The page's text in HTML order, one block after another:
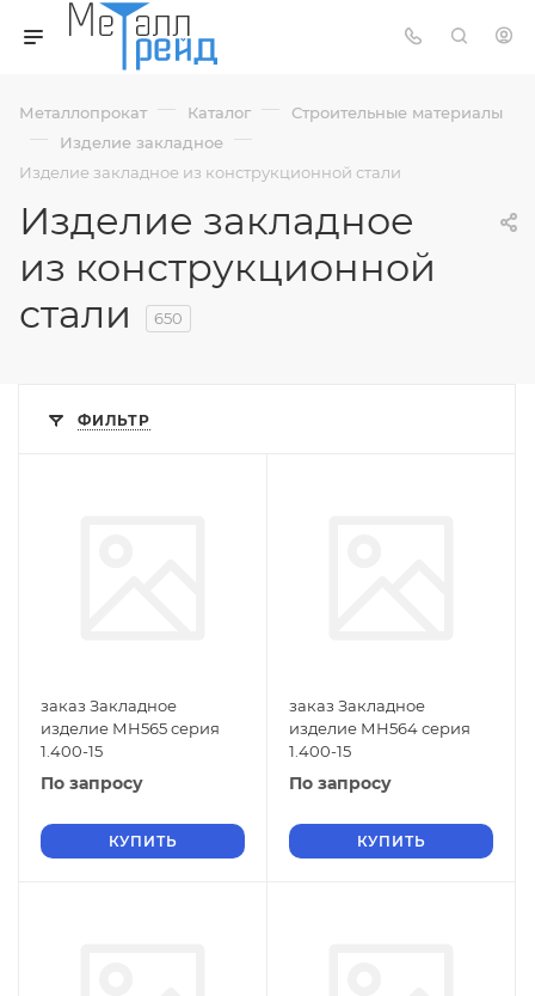
Металлопрокат — Каталог — Строительные материалы
— Изделие закладное —
Изделие закладное из конструкционной стали
Изделие закладное
из конструкционной
стали
650
ФИЛЬТР
заказ Закладное
изделие МН565 серия
1.400-15
По запросу
КУПИТЬ
заказ Закладное
изделие МН564 серия
1.400-15
По запросу
КУПИТЬ